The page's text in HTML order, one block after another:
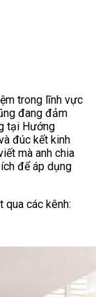
trong lĩnh vực
đang đảm
tại Hướng
đúc kết kinh
mà anh chia
để áp dụng
qua các kênh: